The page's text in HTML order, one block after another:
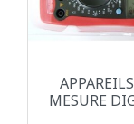
MESURE